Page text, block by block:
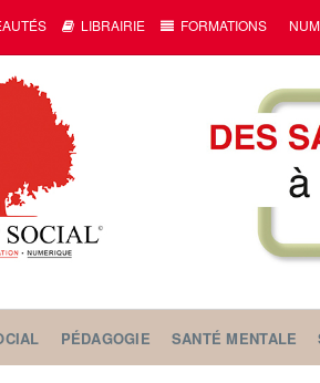
LIBRAIRIE FORMATIONS
PÉDAGOGIE SANTÉ MENTALE